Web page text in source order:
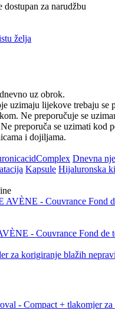
za narudžbu
želja
uz obrok.
uzimaju lijekove trebaju se
Ne preporučuje se
preporuča se uzimati kod
i dojiljama.
acidComplex Dnevna
Kapsule Hijaluronska
- Couvrance Fond de
za korigiranje blažih